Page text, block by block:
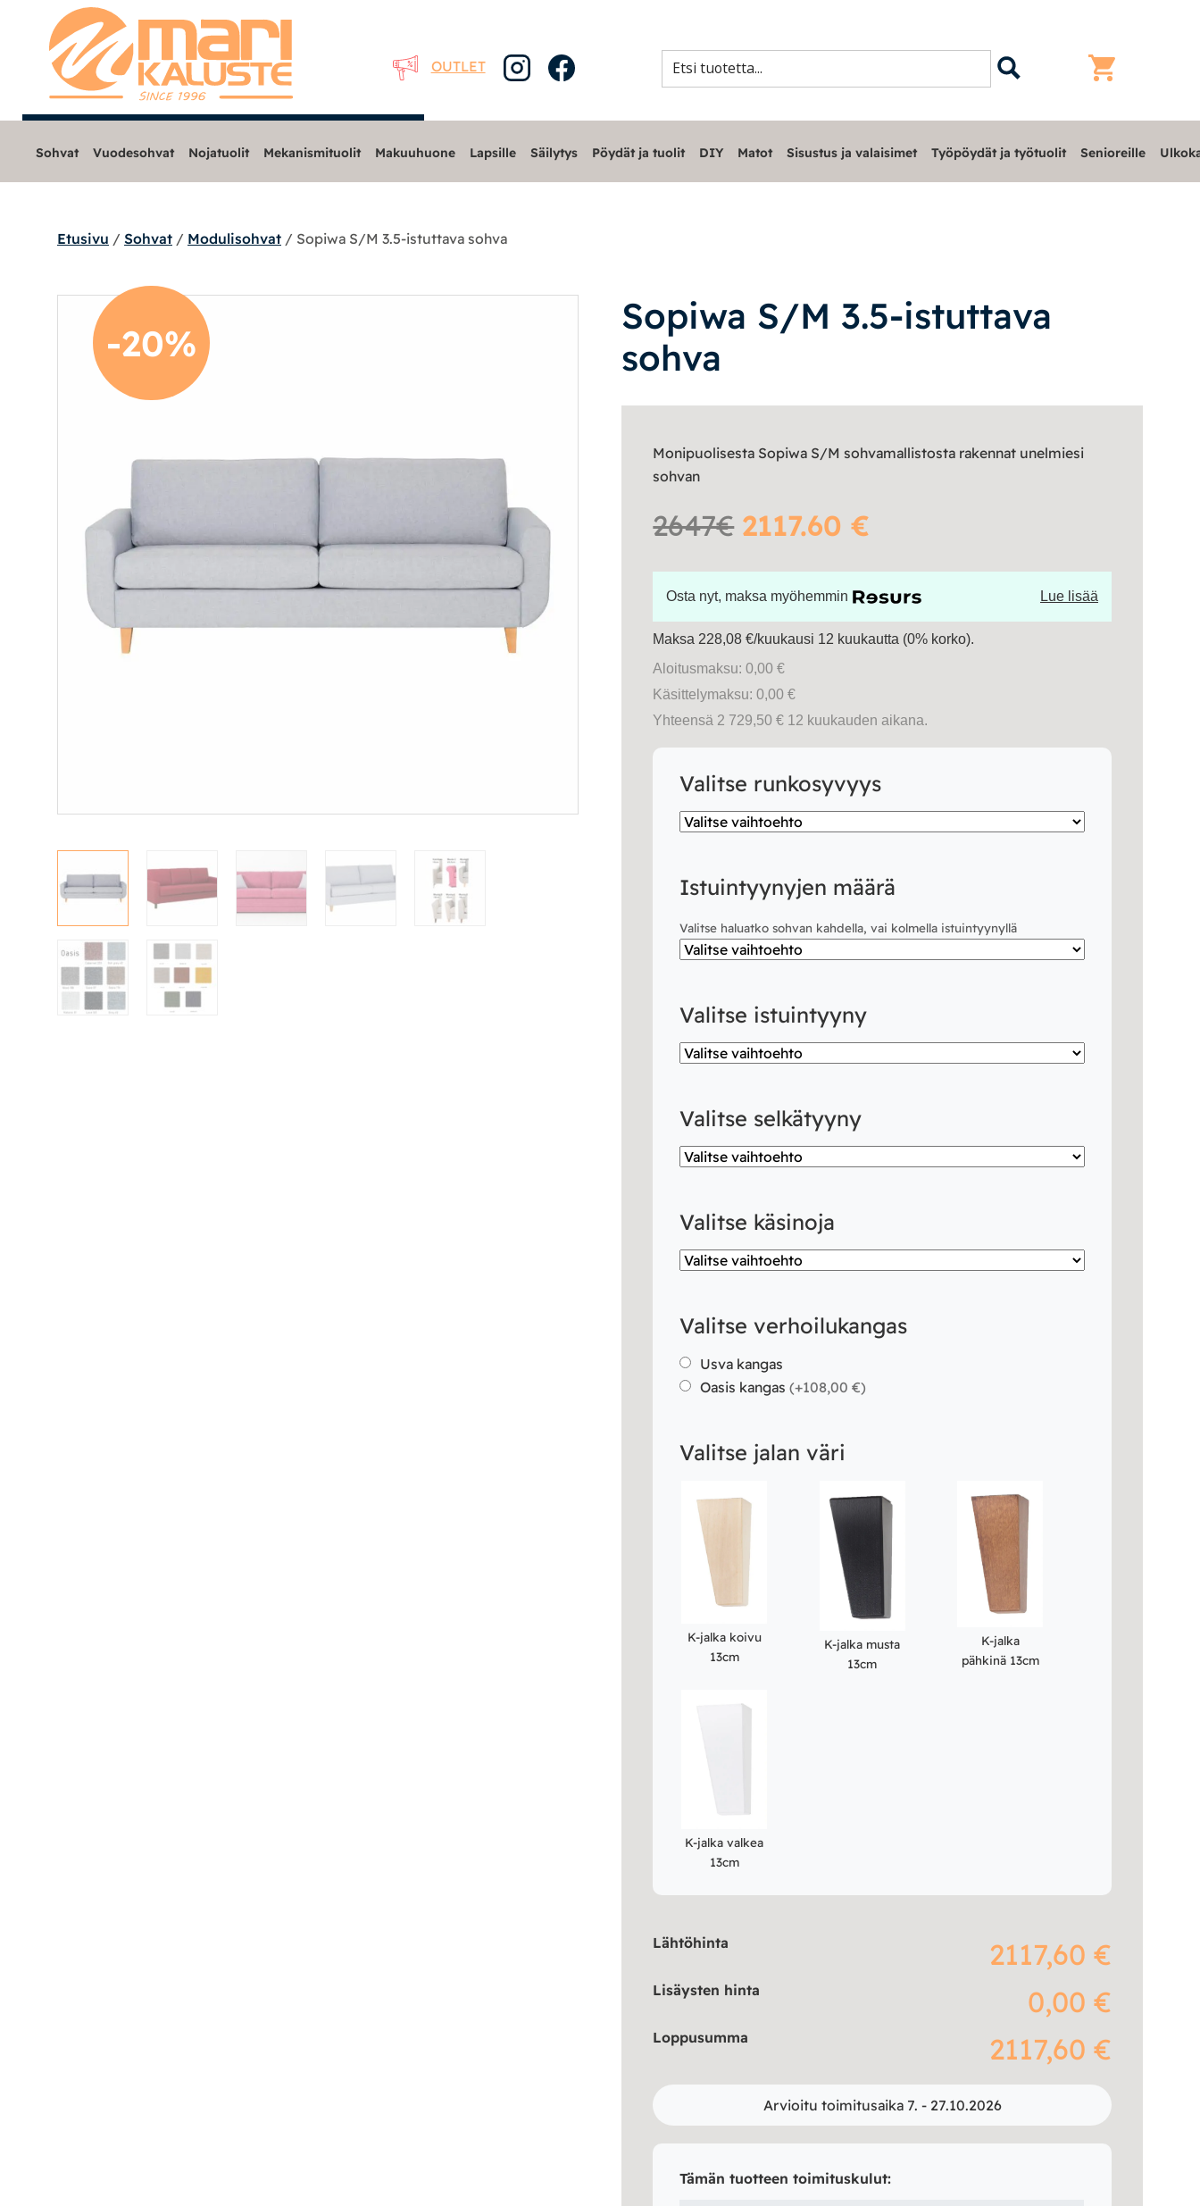
OUTLET
Sohvat
Modulisohvat
Löhösohvat
Avo- ja kulmasohvat
2-istuttavat sohvat
Sohvan hoitoaineet
Nojatuolit
Mekanismituolit
Makuuhuone
Matot
Ulkokalusteet
Valaisimet
Vuodesohvat
Sohvat Vuodesohvat Nojatuolit Mekanismituolit Makuuhuone Lapsille Säilytys Pöydät ja tuolit DIY Matot Sisustus ja valaisimet Työpöydät ja työtuolit Senioreille
Etusivu / Sohvat / Modulisohvat / Sopiwa S/M 3.5-istuttava sohva
-20%
Sopiwa S/M 3.5-istuttava
sohva
Monipuolisesta Sopiwa S/M sohvamallistosta rakennat unelmiesi
sohvan
2647€ 2117.60 €
Osta nyt, maksa myöhemmin Lue lisää
Maksa 228,08 €/kuukausi 12 kuukautta (0% korko).
Aloitusmaksu: 0,00 €
Käsittelymaksu: 0,00 €
Yhteensä 2 729,50 € 12 kuukauden aikana.
Valitse runkosyvyys
Istuintyynyjen määrä
Valitse haluatko sohvan kahdella, vai kolmella istuintyynyllä
Valitse istuintyyny
Valitse selkätyyny
Valitse käsinoja
Valitse verhoilukangas
Usva kangas
Oasis kangas(+108,00 €)
Valitse jalan väri
K-jalka koivu
13cm
K-jalka musta
13cm
K-jalka
pähkinä 13cm
K-jalka valkea
13cm
Lähtöhinta 2117,60 €
Lisäysten hinta 0,00 €
Loppusumma 2117,60 €
Arvioitu toimitusaika 7. - 27.10.2026
Tämän tuotteen toimituskulut: